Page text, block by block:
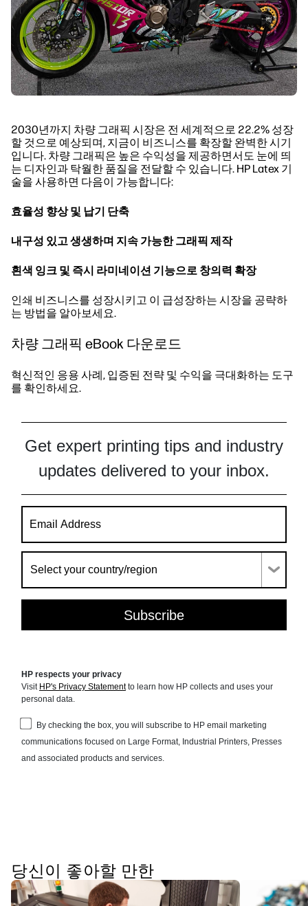
2030년까지 차량 그래픽 시장은 전 세계적으로 22.2% 성장
할 것으로 예상되며, 지금이 비즈니스를 확장할 완벽한 시기
입니다. 차량 그래픽은 높은 수익성을 제공하면서도 눈에 띄
는 디자인과 탁월한 품질을 전달할 수 있습니다. HP Latex 기
술을 사용하면 다음이 가능합니다:
효율성 향상 및 납기 단축
내구성 있고 생생하며 지속 가능한 그래픽 제작
흰색 잉크 및 즉시 라미네이션 기능으로 창의력 확장
인쇄 비즈니스를 성장시키고 이 급성장하는 시장을 공략하
는 방법을 알아보세요.
차량 그래픽 eBook 다운로드
혁신적인 응용 사례, 입증된 전략 및 수익을 극대화하는 도구
를 확인하세요.
당신이 좋아할 만한